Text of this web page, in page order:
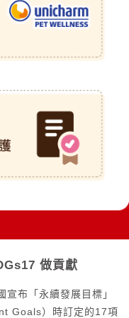
做貢獻
布「永續發展目標」
Goals）時訂定的17項